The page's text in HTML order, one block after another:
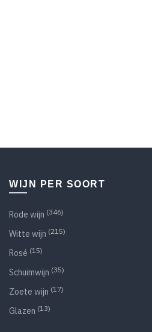
WIJN PER SOORT
Rode wijn (346)
Witte wijn (215)
Rosé (15)
Schuimwijn (35)
Zoete wijn (17)
Glazen (13)